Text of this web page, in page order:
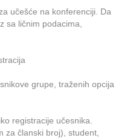
učešće na konferenciji. Da
sa ličnim podacima,
grupe, traženih opcija
registracije učesnika.
za članski broj), student,